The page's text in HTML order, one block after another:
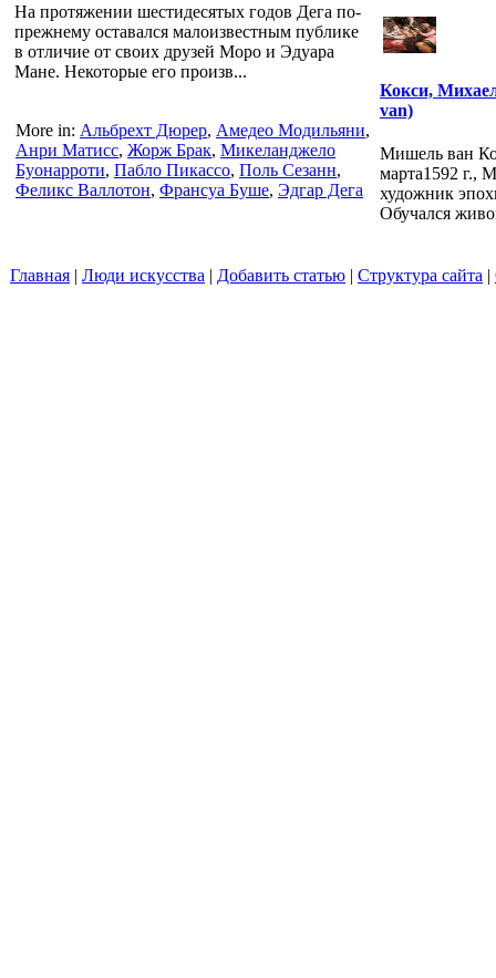
На протяжении шестидесятых годов Дега по-
прежнему оставался малоизвестным публике
в отличие от своих друзей Моро и Эдуара
Мане. Некоторые его произв...
More in: Альбрехт Дюрер, Амедео Модильяни,
Анри Матисс, Жорж Брак, Микеланджело
Буонарроти, Пабло Пикассо, Поль Сезанн,
Феликс Валлотон, Франсуа Буше, Эдгар Дега
Кокси,
van)
Мишель ван
марта1592 г.,
художник
Обучался
Главная | Люди искусства | Добавить статью | Структура сайта |